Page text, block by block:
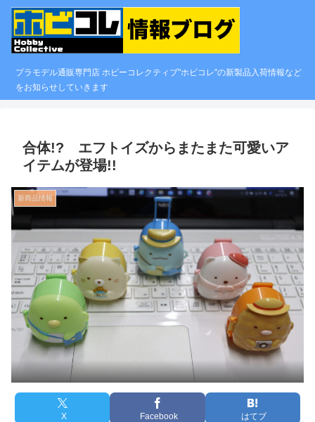
プラモデル通販専門店 ホビーコレクティブ"ホビコレ"の新製品入荷情報など
をお知らせしていきます
合体!? エフトイズからまたまた可愛いア
イテムが登場!!
新商品情報
X Facebook はてブ